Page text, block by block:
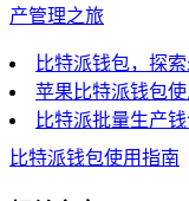
产管理之旅
比特派钱包，探
苹果比特派钱包
比特派批量生产
比特派钱包使用指南